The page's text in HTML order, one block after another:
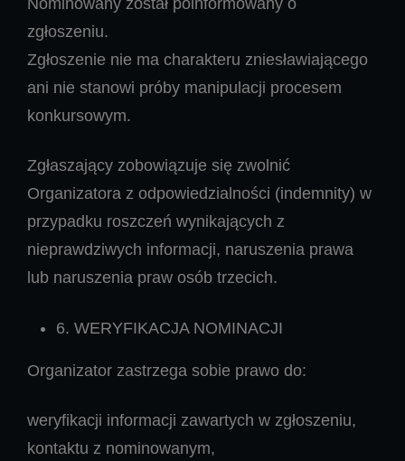
Nominowany został poinformowany o
zgłoszeniu.
Zgłoszenie nie ma charakteru zniesławiającego
ani nie stanowi próby manipulacji procesem
konkursowym.
Zgłaszający zobowiązuje się zwolnić
Organizatora z odpowiedzialności (indemnity) w
przypadku roszczeń wynikających z
nieprawdziwych informacji, naruszenia prawa
lub naruszenia praw osób trzecich.
6. WERYFIKACJA NOMINACJI
Organizator zastrzega sobie prawo do:
weryfikacji informacji zawartych w zgłoszeniu,
kontaktu z nominowanym,